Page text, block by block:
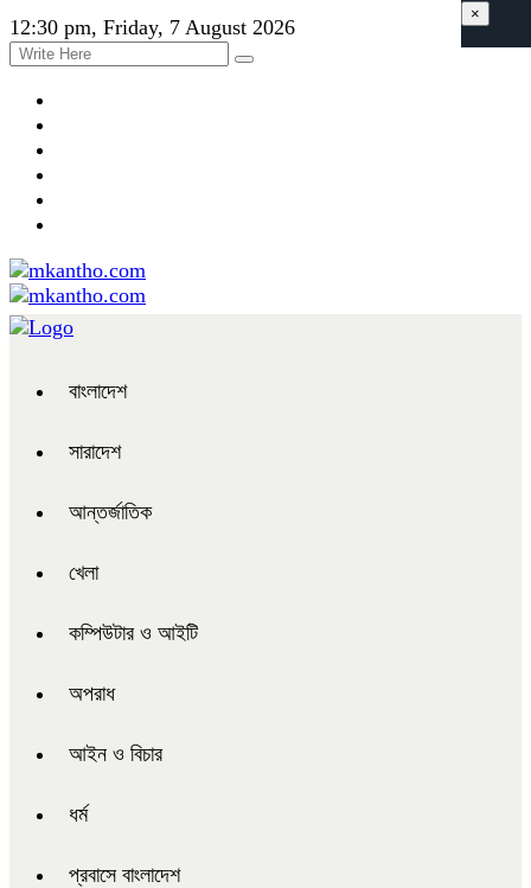
12:30 pm, Friday, 7 August 2026
বাংলাদেশ
সারাদেশ
আন্তর্জাতিক
খেলা
কম্পিউটার ও আইটি
অপরাধ
আইন ও বিচার
ধর্ম
প্রবাসে বাংলাদেশ
×